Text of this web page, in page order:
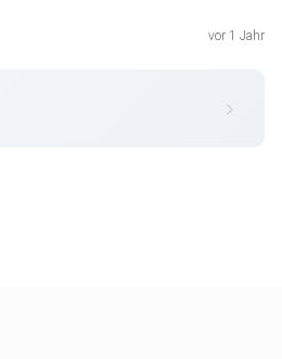
vor 1 Jahr